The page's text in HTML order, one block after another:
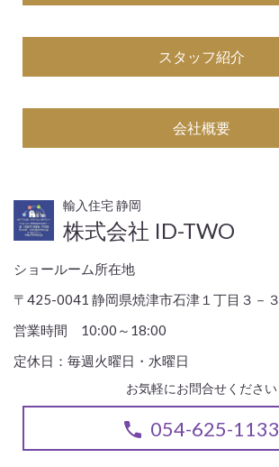
スタッフ紹介
会社概要
輸入住宅 静岡
株式会社 ID-TWO
ショールーム所在地
〒425-0041 静岡県焼津市石津１丁目３－３
営業時間 10:00～18:00
定休日：毎週火曜日・水曜日
お気軽にお問合せください
054-625-1133